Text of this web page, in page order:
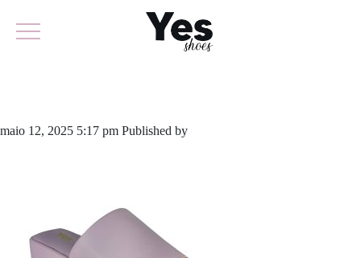
maio 12, 2025 5:17 pm Published by